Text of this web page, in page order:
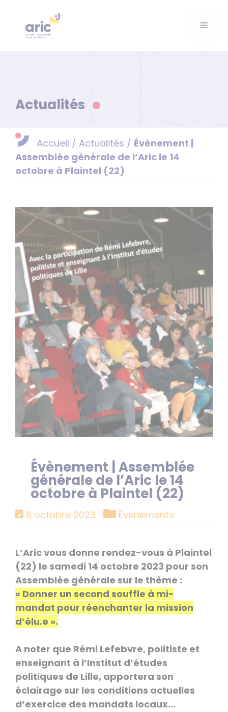
contenu
Menu
Actualités
Accueil / Actualités / Évènement |
Assemblée générale de l’Aric le 14
octobre à Plaintel (22)
Évènement | Assemblée
générale de l’Aric le 14
octobre à Plaintel (22)
6 octobre 2023 Catégories
Événements
L’Aric vous donne rendez-vous à Plaintel
(22) le samedi 14 octobre 2023 pour son
Assemblée générale sur le thème :
« Donner un second souffle à mi-
mandat pour réenchanter la mission
d’élu.e ».
A noter que Rémi Lefebvre, politiste et
enseignant à l’Institut d’études
politiques de Lille, apportera son
éclairage sur les conditions actuelles
d’exercice des mandats locaux…